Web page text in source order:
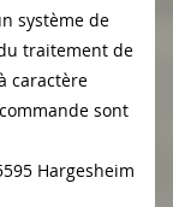
système de
traitement de
caractère
sont
Hargesheim